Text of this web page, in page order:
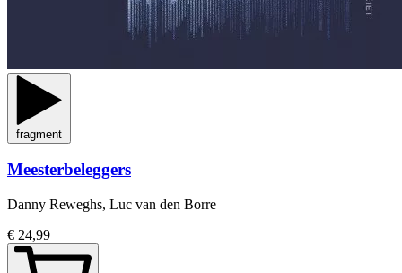
fragment
Meesterbeleggers
Danny Reweghs, Luc van den Borre
€ 24,99